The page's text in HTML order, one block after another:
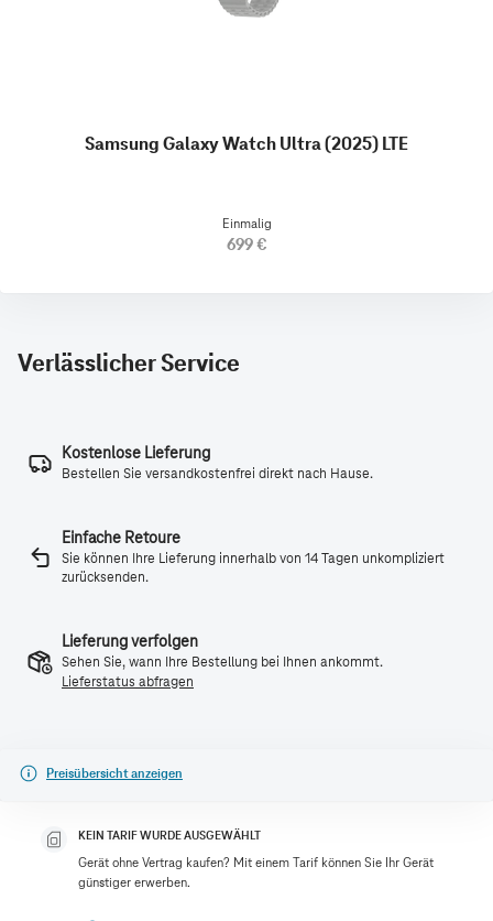
Samsung Galaxy Watch Ultra (2025) LTE
Einmalig
699 €
Verlässlicher Service
Kostenlose Lieferung
Bestellen Sie versandkostenfrei direkt nach Hause.
Einfache Retoure
Sie können Ihre Lieferung innerhalb von 14 Tagen unkompliziert
zurücksenden.
Lieferung verfolgen
Sehen Sie, wann Ihre Bestellung bei Ihnen ankommt.
Lieferstatus abfragen
Preisübersicht anzeigen
KEIN TARIF WURDE AUSGEWÄHLT
Gerät ohne Vertrag kaufen? Mit einem Tarif können Sie Ihr Gerät
günstiger erwerben.